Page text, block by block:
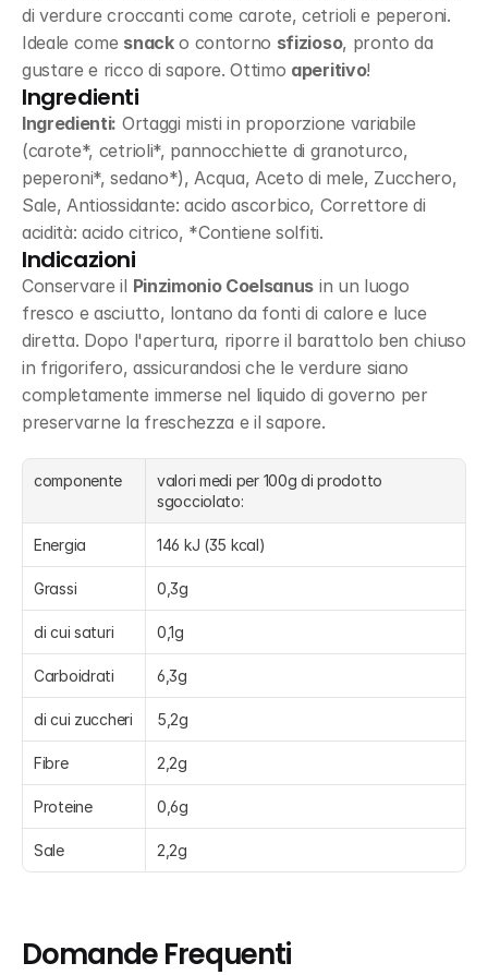
di verdure croccanti come carote, cetrioli e peperoni.
Ideale come snack o contorno sfizioso, pronto da
gustare e ricco di sapore. Ottimo aperitivo!
Ingredienti
Ingredienti: Ortaggi misti in proporzione variabile
(carote*, cetrioli*, pannocchiette di granoturco,
peperoni*, sedano*), Acqua, Aceto di mele, Zucchero,
Sale, Antiossidante: acido ascorbico, Correttore di
acidità: acido citrico, *Contiene solfiti.
Indicazioni
Conservare il Pinzimonio Coelsanus in un luogo
fresco e asciutto, lontano da fonti di calore e luce
diretta. Dopo l'apertura, riporre il barattolo ben chiuso
in frigorifero, assicurandosi che le verdure siano
completamente immerse nel liquido di governo per
preservarne la freschezza e il sapore.
componente
valori medi per 100g di prodotto
sgocciolato:
Energia 146 kJ (35 kcal)
Grassi 0,3g
di cui saturi 0,1g
Carboidrati 6,3g
di cui zuccheri 5,2g
Fibre 2,2g
Proteine 0,6g
Sale 2,2g
Domande Frequenti